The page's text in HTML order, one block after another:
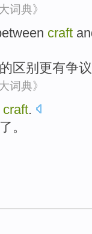
词典》
craft
的 区别 更有争议
词典》
craft.
。